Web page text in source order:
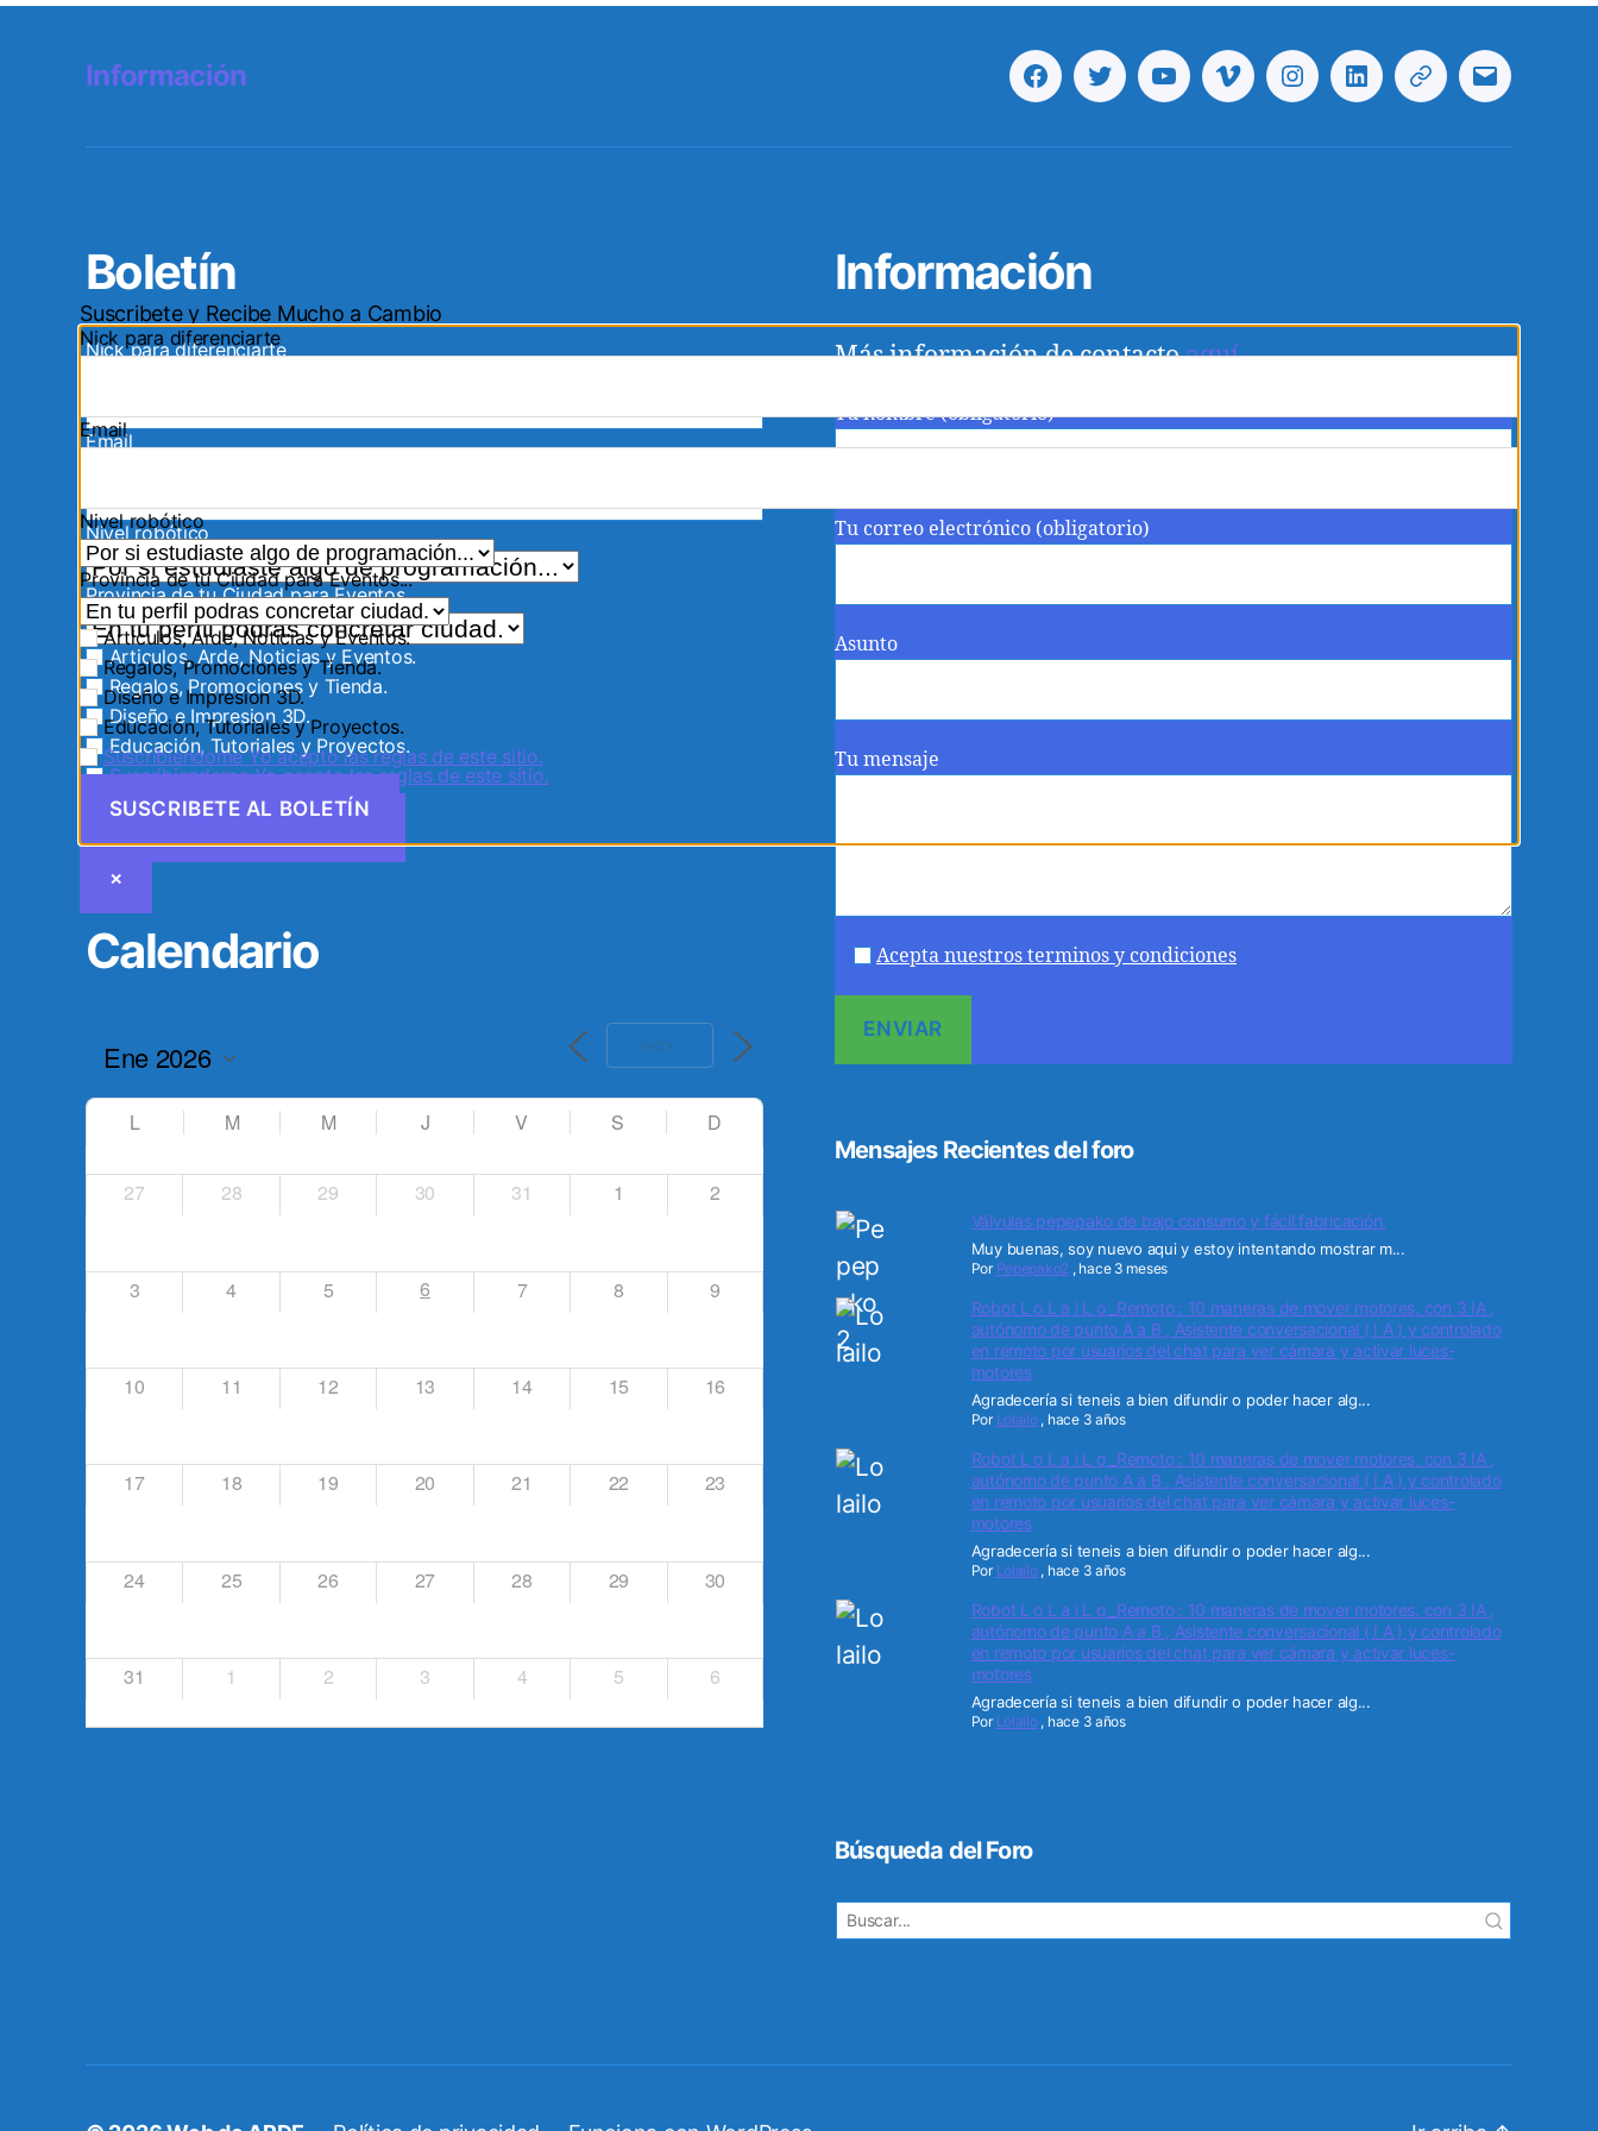
Información FacebookTwitterYoutubeVimeoInstagramLinkedinTelegramCorreo
Boletín
Nick para diferenciarte
Email
Nivel robótico
Provincia de tu Ciudad para Eventos...
Articulos, Arde, Noticias y Eventos.
Regalos, Promociones y Tienda.
Diseño e Impresion 3D.
Educación, Tutoriales y Proyectos.
Suscribiendome Yo acepto las reglas de este sitio.
Calendario
HOY
L M M J V S D
27 28 29 30 31 1 2
3 4 5 6 7 8 9
10 11 12 13 14 15 16
17 18 19 20 21 22 23
24 25 26 27 28 29 30
31 1 2 3 4 5 6
Información
Más información de contactoaquí
Tu nombre (obligatorio)
Tu correo electrónico (obligatorio)
Asunto
Tu mensaje
Acepta nuestros terminos y condiciones
Mensajes Recientes del foro
Válvulas pepepako de bajo consumo y fácil fabricación.
Muy buenas, soy nuevo aqui y estoy intentando mostrar m...
Por Pepepako2 , hace 3 meses
Robot L o L a i L o _Remoto : 10 maneras de mover motores. con 3 IA ,
autónomo de punto A a B , Asistente conversacional ( I A ) y controlado
en remoto por usuarios del chat para ver cámara y activar luces-
motores
Agradecería si teneis a bien difundir o poder hacer alg...
Por Lolailo, hace 3 años
Robot L o L a i L o _Remoto : 10 maneras de mover motores. con 3 IA ,
autónomo de punto A a B , Asistente conversacional ( I A ) y controlado
en remoto por usuarios del chat para ver cámara y activar luces-
motores
Agradecería si teneis a bien difundir o poder hacer alg...
Por Lolailo, hace 3 años
Robot L o L a i L o _Remoto : 10 maneras de mover motores. con 3 IA ,
autónomo de punto A a B , Asistente conversacional ( I A ) y controlado
en remoto por usuarios del chat para ver cámara y activar luces-
motores
Agradecería si teneis a bien difundir o poder hacer alg...
Por Lolailo, hace 3 años
Búsqueda del Foro
Suscribete y Recibe Mucho a Cambio
Nick para diferenciarte
Email
Nivel robótico
Provincia de tu Ciudad para Eventos...
Articulos, Arde, Noticias y Eventos.
Regalos, Promociones y Tienda.
Diseño e Impresion 3D.
Educación, Tutoriales y Proyectos.
Suscribiendome Yo acepto las reglas de este sitio.
×